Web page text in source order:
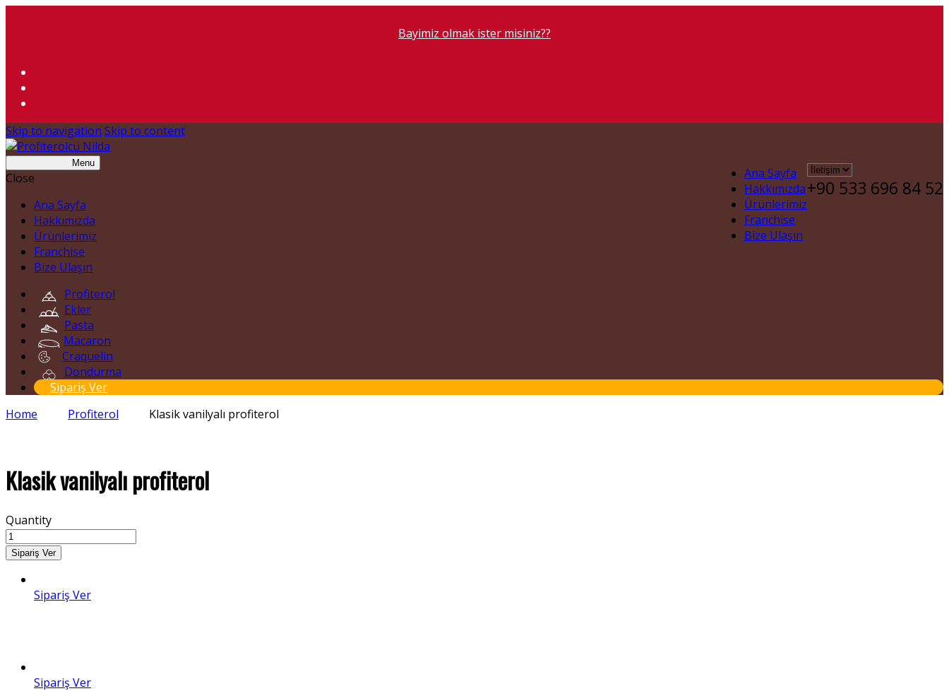
Bayimiz olmak ister misiniz??
+90 533 696 84 52
Skip to navigation Skip to content
Menu
Ana Sayfa
Hakkımızda
Ürünlerimiz
Franchise
Bize Ulaşın
Close
Ana Sayfa
Hakkımızda
Ürünlerimiz
Franchise
Bize Ulaşın
Profiterol
Ekler
Pasta
Macaron
Craquelin
Dondurma
Sipariş Ver
Home
Profiterol Klasik vanilyalı profiterol
Klasik vanilyalı profiterol
Quantity
Sipariş Ver
Sipariş Ver
Sipariş Ver